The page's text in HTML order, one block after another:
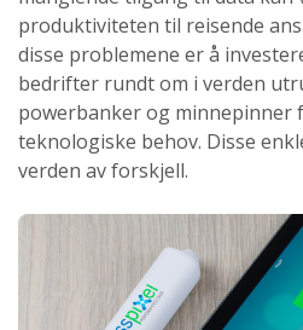
produktiviteten til reisende
disse problemene er å
bedrifter rundt om i verden
powerbanker og minnepinner
teknologiske behov. Disse
verden av forskjell.